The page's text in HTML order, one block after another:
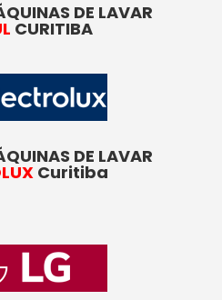
DE LAVAR
CURITIBA
DE LAVAR
Curitiba